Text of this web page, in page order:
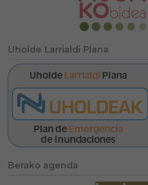
Uholde Larrialdi Plana
Berako agenda